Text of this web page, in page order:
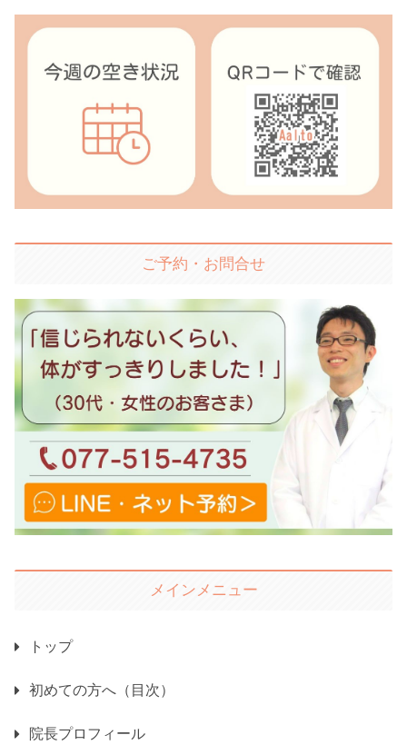
ご予約・お問合せ
メインメニュー
トップ
初めての方へ（目次）
院長プロフィール